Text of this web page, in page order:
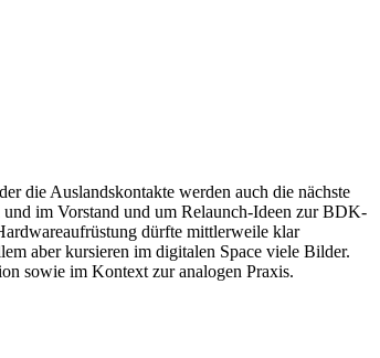
die Auslandskontakte werden auch die nächste
im Vorstand und um Relaunch-Ideen zur BDK-
dürfte mittlerweile klar
aber kursieren im digitalen Space viele Bilder.
sowie im Kontext zur analogen Praxis.